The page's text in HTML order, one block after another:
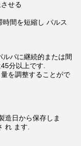
せる
間を短縮し パルス
パに継続的または間
分以上です.
を調整することがで
造日から保存しま
れ ます.